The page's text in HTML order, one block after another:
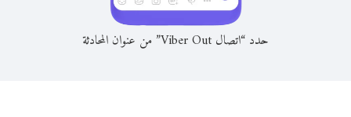
حدد “اتصال Viber Out” من عنوان المحادثة